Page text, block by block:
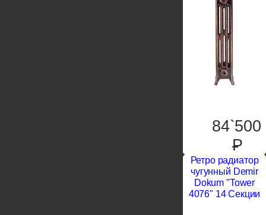
84`500
P
Ретро радиатор
чугунный Demir
Dokum "Tower
4076" 14 Секции